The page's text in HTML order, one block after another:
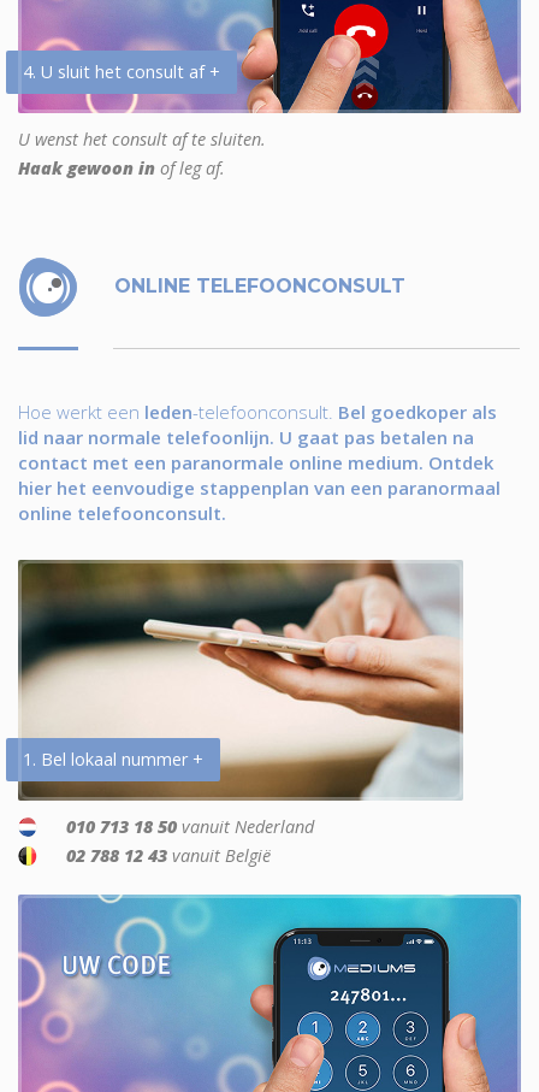
4. U sluit het consult af +
U wenst het consult af te sluiten.
Haak gewoon in of leg af.
ONLINE TELEFOONCONSULT
Hoe werkt een leden-telefoonconsult. Bel goedkoper als
lid naar normale telefoonlijn. U gaat pas betalen na
contact met een paranormale online medium. Ontdek
hier het eenvoudige stappenplan van een paranormaal
online telefoonconsult.
1. Bel lokaal nummer +
010 713 18 50 vanuit Nederland
02 788 12 43 vanuit België